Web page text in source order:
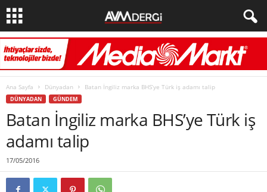
Ana Sayfa Dünyadan Batan İngiliz marka BHS’ye Türk iş adamı talip
DÜNYADAN GÜNDEM
Batan İngiliz marka BHS’ye Türk iş
adamı talip
17/05/2016